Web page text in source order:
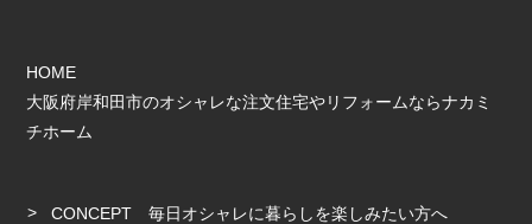
HOME
大阪府岸和田市のオシャレな注文住宅やリフォームならナカミ
チホーム
CONCEPT 毎日オシャレに暮らしを楽しみたい方へ